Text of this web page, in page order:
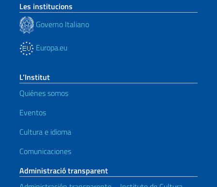
Les institucions
Governo Italiano
Europa.eu
L’Institut
Quiénes somos
Eventos
Cultura e idioma
Comunicaciones
Administració transparent